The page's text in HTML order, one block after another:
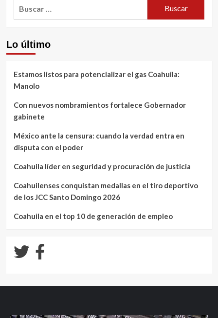
Lo último
Estamos listos para potencializar el gas Coahuila:
Manolo
Con nuevos nombramientos fortalece Gobernador
gabinete
México ante la censura: cuando la verdad entra en
disputa con el poder
Coahuila líder en seguridad y procuración de justicia
Coahuilenses conquistan medallas en el tiro deportivo
de los JCC Santo Domingo 2026
Coahuila en el top 10 de generación de empleo